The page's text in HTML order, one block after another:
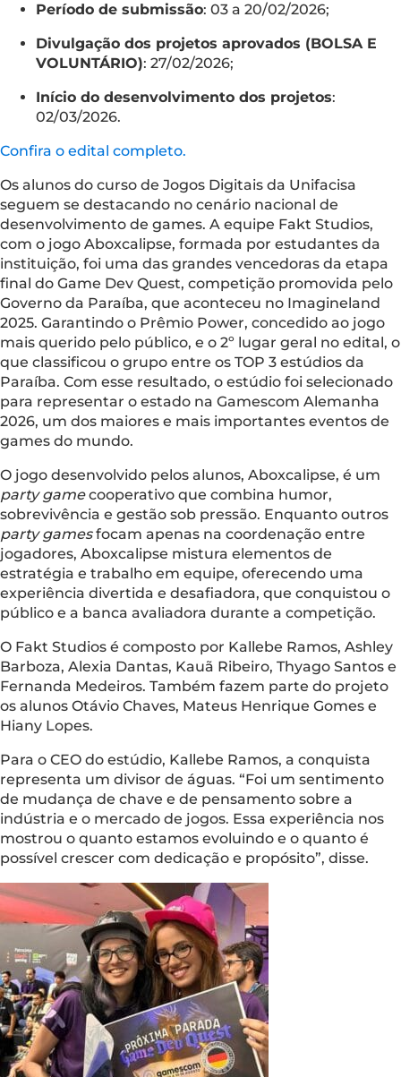
Período de submissão: 03 a 20/02/2026;
Divulgação dos projetos aprovados (BOLSA E
VOLUNTÁRIO): 27/02/2026;
Início do desenvolvimento dos projetos:
02/03/2026.
Confira o edital completo.
Os alunos do curso de Jogos Digitais da Unifacisa
seguem se destacando no cenário nacional de
desenvolvimento de games. A equipe Fakt Studios,
com o jogo Aboxcalipse, formada por estudantes da
instituição, foi uma das grandes vencedoras da etapa
final do Game Dev Quest, competição promovida pelo
Governo da Paraíba, que aconteceu no Imagineland
2025. Garantindo o Prêmio Power, concedido ao jogo
mais querido pelo público, e o 2º lugar geral no edital, o
que classificou o grupo entre os TOP 3 estúdios da
Paraíba. Com esse resultado, o estúdio foi selecionado
para representar o estado na Gamescom Alemanha
2026, um dos maiores e mais importantes eventos de
games do mundo.
O jogo desenvolvido pelos alunos, Aboxcalipse, é um
party gamecooperativo que combina humor,
sobrevivência e gestão sob pressão. Enquanto outros
party gamesfocam apenas na coordenação entre
jogadores, Aboxcalipse mistura elementos de
estratégia e trabalho em equipe, oferecendo uma
experiência divertida e desafiadora, que conquistou o
público e a banca avaliadora durante a competição.
O Fakt Studios é composto por Kallebe Ramos, Ashley
Barboza, Alexia Dantas, Kauã Ribeiro, Thyago Santos e
Fernanda Medeiros. Também fazem parte do projeto
os alunos Otávio Chaves, Mateus Henrique Gomes e
Hiany Lopes.
Para o CEO do estúdio, Kallebe Ramos, a conquista
representa um divisor de águas. “Foi um sentimento
de mudança de chave e de pensamento sobre a
indústria e o mercado de jogos. Essa experiência nos
mostrou o quanto estamos evoluindo e o quanto é
possível crescer com dedicação e propósito”, disse.